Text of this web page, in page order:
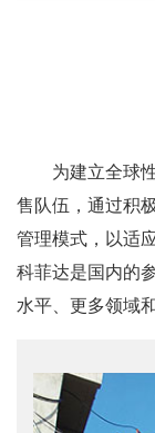
为建立全球
售队伍，通过积
管理模式，以适
科菲达是国内的
水平、更多领域